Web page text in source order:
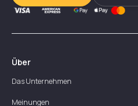
Über
Das Unternehmen
Meinungen